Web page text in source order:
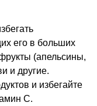
его в больших
(апельсины,
и другие.
и избегайте
С.